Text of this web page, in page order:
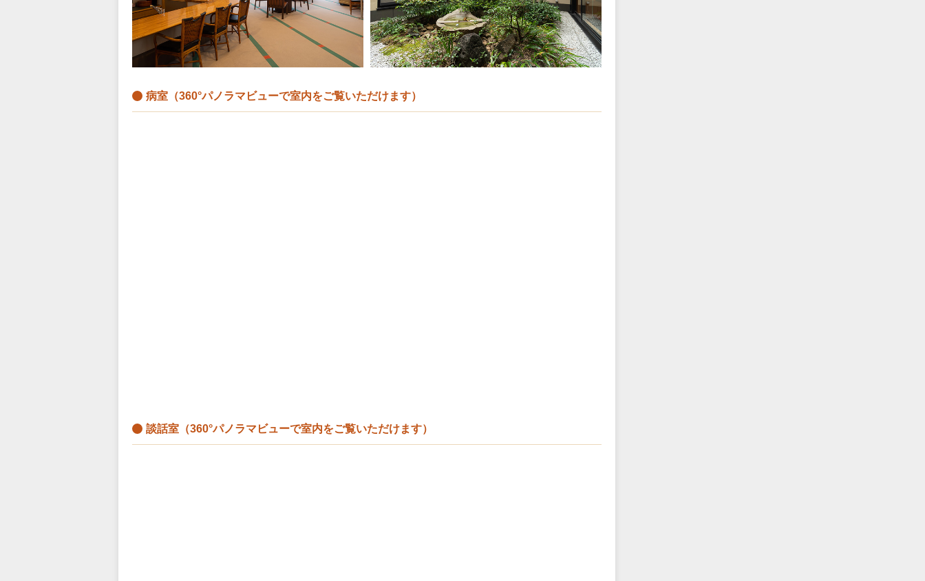
病室（360°パノラマビューで室内をご覧いただけます）
談話室（360°パノラマビューで室内をご覧いただけます）